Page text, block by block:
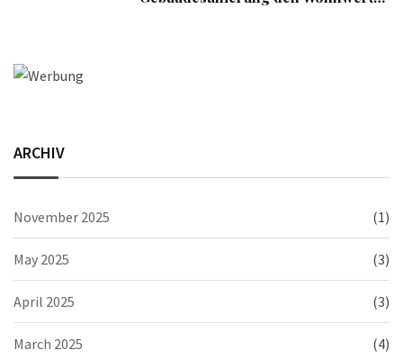
ARCHIV
November 2025 (1)
May 2025 (3)
April 2025 (3)
March 2025 (4)